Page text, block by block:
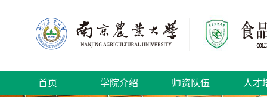
首页 学院介绍 师资队伍 人才